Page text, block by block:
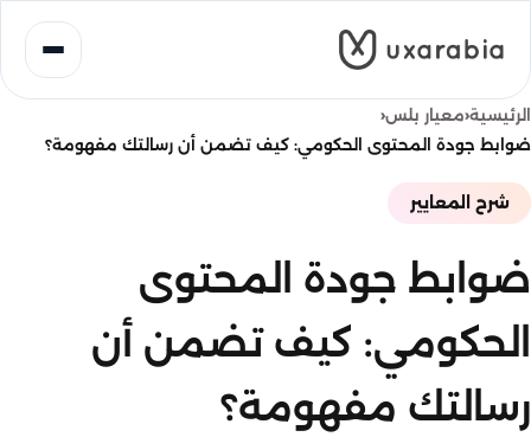
المحتوى
الرئيسية‹معيار بلس‹
ضوابط جودة المحتوى الحكومي: كيف تضمن أن رسالتك مفهومة؟
شرح المعايير
ضوابط جودة المحتوى
الحكومي: كيف تضمن أن
رسالتك مفهومة؟